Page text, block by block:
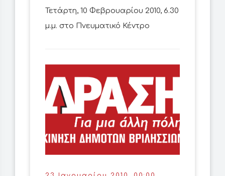
Τετάρτη, 10 Φεβρουαρίου 2010, 6.30
μ.μ. στο Πνευματικό Κέντρο